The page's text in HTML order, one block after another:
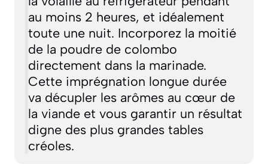
au moins 2 heures, et idéalement
toute une nuit. Incorporez la moitié
de la poudre de colombo
directement dans la marinade.
Cette imprégnation longue durée
va décupler les arômes au cœur de
la viande et vous garantir un résultat
digne des plus grandes tables
créoles.